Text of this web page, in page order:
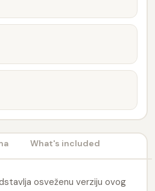
What's included
osveženu verziju ovog